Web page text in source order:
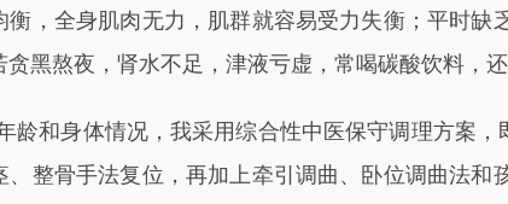
衡，全身肌肉无力，肌群就容易受力失衡；平时缺
黑熬夜，肾水不足，津液亏虚，常喝碳酸饮料，还
和身体情况，我采用综合性中医保守调理方案，
、整骨手法复位，再加上牵引调曲、卧位调曲法和